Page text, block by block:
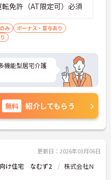
免許（AT限定可）必須
み
ボーナス・賞与あり
機能型居宅介護
無料 紹介してもらう
更新日：2026年03月06日
向け住宅 なむず2
株式会社Ｎ